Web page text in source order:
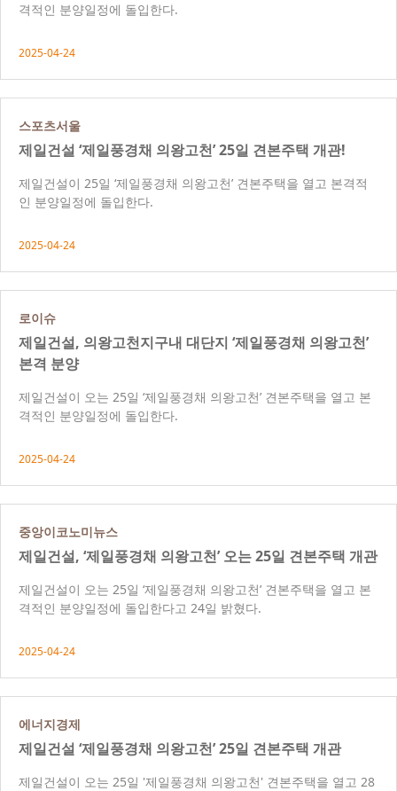
격적인 분양일정에 돌입한다.
2025-04-24
스포츠서울
제일건설 ‘제일풍경채 의왕고천’ 25일 견본주택 개관!
제일건설이 25일 ‘제일풍경채 의왕고천’ 견본주택을 열고 본격적
인 분양일정에 돌입한다.
2025-04-24
로이슈
제일건설, 의왕고천지구내 대단지 ‘제일풍경채 의왕고천’
본격 분양
제일건설이 오는 25일 ‘제일풍경채 의왕고천’ 견본주택을 열고 본
격적인 분양일정에 돌입한다.
2025-04-24
중앙이코노미뉴스
제일건설, ‘제일풍경채 의왕고천’ 오는 25일 견본주택 개관
제일건설이 오는 25일 ‘제일풍경채 의왕고천’ 견본주택을 열고 본
격적인 분양일정에 돌입한다고 24일 밝혔다.
2025-04-24
에너지경제
제일건설 ‘제일풍경채 의왕고천’ 25일 견본주택 개관
제일건설이 오는 25일 '제일풍경채 의왕고천' 견본주택을 열고 28